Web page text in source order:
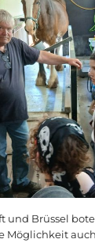
und Brüssel
Möglichkeit